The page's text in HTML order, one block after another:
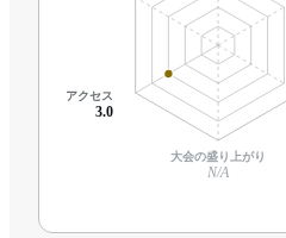
大会の盛り上がり
N/A
アクセス
3.0